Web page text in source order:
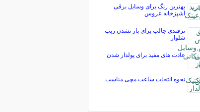
بهترین رنگ برای وسایل برقی
آشپزخانه عروس
ترفندی جالب برای باز نشدن زیپ
شلوار
عادت‌ های مفید برای پولدار شدن
نحوه انتخاب ساعت مچی مناسب